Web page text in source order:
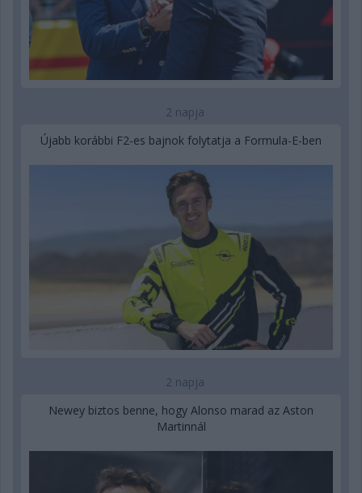
2 napja
Újabb korábbi F2-es bajnok folytatja a Formula-E-ben
2 napja
Newey biztos benne, hogy Alonso marad az Aston
Martinnál